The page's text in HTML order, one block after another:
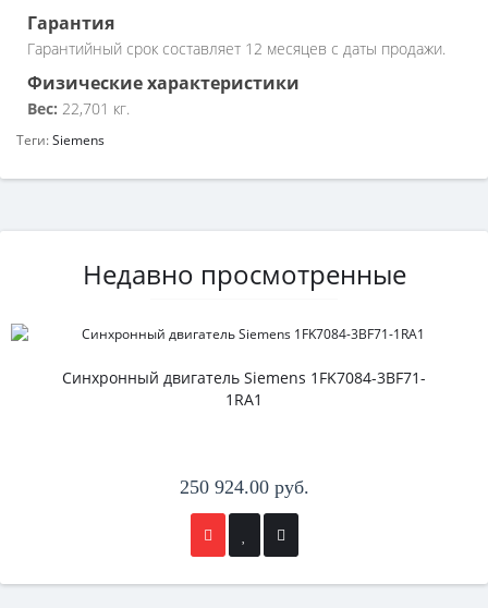
Гарантия
Гарантийный срок составляет 12 месяцев с даты продажи.
Физические характеристики
Вес: 22,701 кг.
Теги:Siemens
Недавно просмотренные
Синхронный двигатель Siemens 1FK7084-3BF71-
1RA1
250 924.00 руб.